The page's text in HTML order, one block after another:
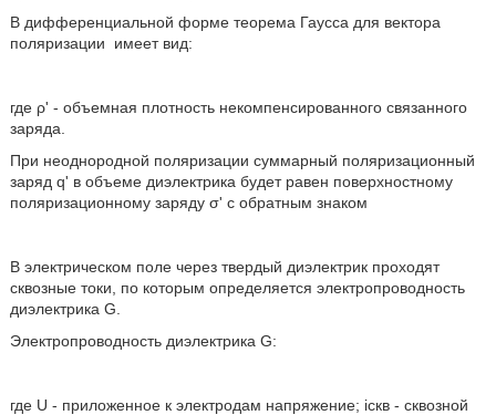
В дифференциальной форме теорема Гаусса для вектора
поляризации
имеет вид:
где ρ' - объемная плотность некомпенсированного связанного
заряда.
При неоднородной поляризации суммарный поляризационный
заряд q' в объеме диэлектрика будет равен поверхностному
поляризационному заряду σ' с обратным знаком
В электрическом поле через твердый диэлектрик проходят
сквозные токи, по которым определяется электропроводность
диэлектрика G.
Электропроводность диэлектрика G:
где U - приложенное к электродам напряжение; iскв - сквозной